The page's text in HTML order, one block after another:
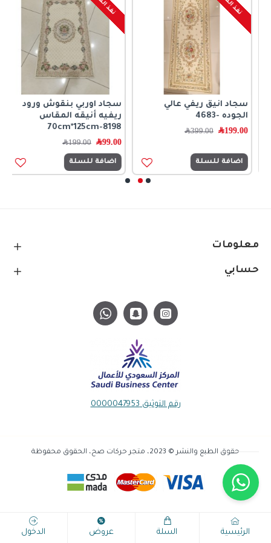
سجاد انيق ريفي عالي
الجوده -4683
199.00﷼ 399.00﷼
اضافة للسلة
سجاد اوربي بنقوش ورود
ريفيه أنيقه المقاس
70cm*125cm-8198
99.00﷼ 199.00﷼
اضافة للسلة
معلومات
حسابي
رقم التوثيق 0000047953
حقوق الطبع والنشر © 2023، متجر حركات صح، الحقوق محفوظة
الرئيسية السلة عروض الدخول